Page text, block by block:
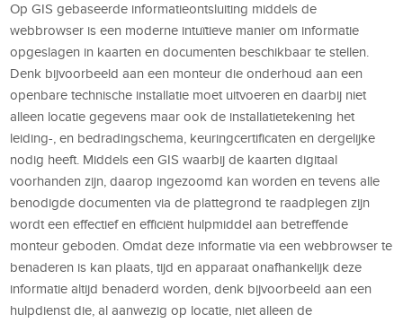
Op GIS gebaseerde informatieontsluiting middels de
webbrowser is een moderne intuïtieve manier om informatie
opgeslagen in kaarten en documenten beschikbaar te stellen.
Denk bijvoorbeeld aan een monteur die onderhoud aan een
openbare technische installatie moet uitvoeren en daarbij niet
alleen locatie gegevens maar ook de installatietekening het
leiding-, en bedradingschema, keuringcertificaten en dergelijke
nodig heeft. Middels een GIS waarbij de kaarten digitaal
voorhanden zijn, daarop ingezoomd kan worden en tevens alle
benodigde documenten via de plattegrond te raadplegen zijn
wordt een effectief en efficiënt hulpmiddel aan betreffende
monteur geboden. Omdat deze informatie via een webbrowser te
benaderen is kan plaats, tijd en apparaat onafhankelijk deze
informatie altijd benaderd worden, denk bijvoorbeeld aan een
hulpdienst die, al aanwezig op locatie, niet alleen de